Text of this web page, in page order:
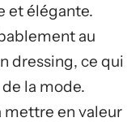
et élégante.
au
dressing, ce qui
la mode.
mettre en valeur